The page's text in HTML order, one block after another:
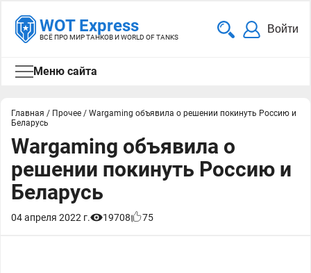
WOT Express
ВСЁ ПРО МИР ТАНКОВ И WORLD OF TANKS
Войти
Меню сайта
Главная / Прочее / Wargaming объявила о решении покинуть Россию и
Беларусь
Wargaming объявила о
решении покинуть Россию и
Беларусь
04 апреля 2022 г. 19708 75